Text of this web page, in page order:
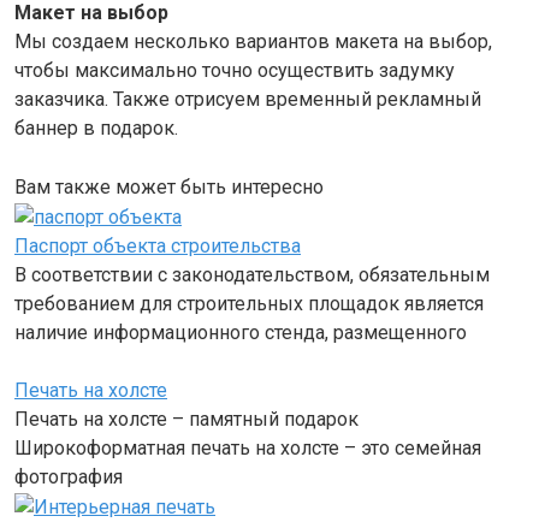
Макет на выбор
Мы создаем несколько вариантов макета на выбор,
чтобы максимально точно осуществить задумку
заказчика. Также отрисуем временный рекламный
баннер в подарок.
Вам также может быть интересно
Паспорт объекта строительства
В соответствии с законодательством, обязательным
требованием для строительных площадок является
наличие информационного стенда, размещенного
Печать на холсте
Печать на холсте – памятный подарок
Широкоформатная печать на холсте – это семейная
фотография